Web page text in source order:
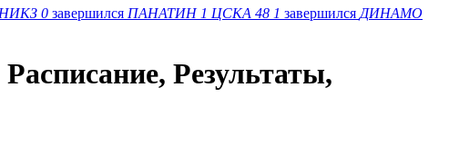
0 завершился ПАНАТИН 1 ЦСКА 48 1 завершился ДИНАМО
Результаты,